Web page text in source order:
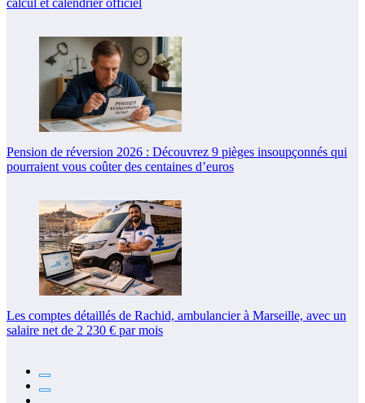
calcul et calendrier officiel
Pension de réversion 2026 : Découvrez 9 pièges insoupçonnés qui
pourraient vous coûter des centaines d’euros
Les comptes détaillés de Rachid, ambulancier à Marseille, avec un
salaire net de 2 230 € par mois